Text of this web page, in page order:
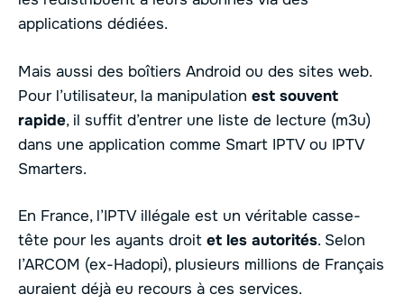
applications dédiées.
Mais aussi des boîtiers Android ou des sites web.
Pour l’utilisateur, la manipulation est souvent
rapide, il suffit d’entrer une liste de lecture (m3u)
dans une application comme Smart IPTV ou IPTV
Smarters.
En France, l’IPTV illégale est un véritable casse-
tête pour les ayants droit et les autorités. Selon
l’ARCOM (ex-Hadopi), plusieurs millions de Français
auraient déjà eu recours à ces services.